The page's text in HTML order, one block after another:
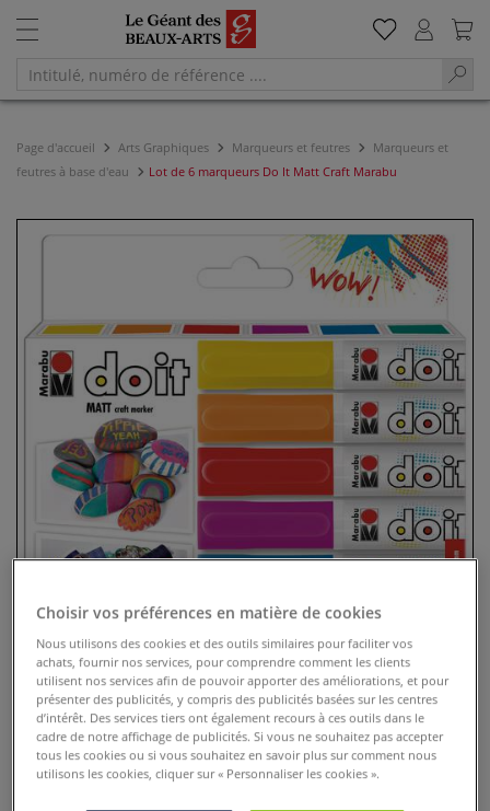
Page d'accueil Arts Graphiques Marqueurs et feutres
Marqueurs et
feutres à base d'eau
Lot de 6 marqueurs Do It Matt Craft Marabu
Lot de 6 marqueurs Do It Matt
Craft Marabu
Choisir vos préférences en matière de cookies
Nous utilisons des cookies et des outils similaires pour faciliter vos
achats, fournir nos services, pour comprendre comment les clients
utilisent nos services afin de pouvoir apporter des améliorations, et pour
présenter des publicités, y compris des publicités basées sur les centres
d’intérêt. Des services tiers ont également recours à ces outils dans le
cadre de notre affichage de publicités. Si vous ne souhaitez pas accepter
tous les cookies ou si vous souhaitez en savoir plus sur comment nous
utilisons les cookies, cliquer sur « Personnaliser les cookies ».